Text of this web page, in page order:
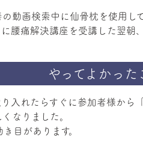
動画検索中に仙骨枕を使用し
腰痛解決講座を受講した翌朝
やってよかった
入れたらすぐに参加者様か
なりました。
目があります。